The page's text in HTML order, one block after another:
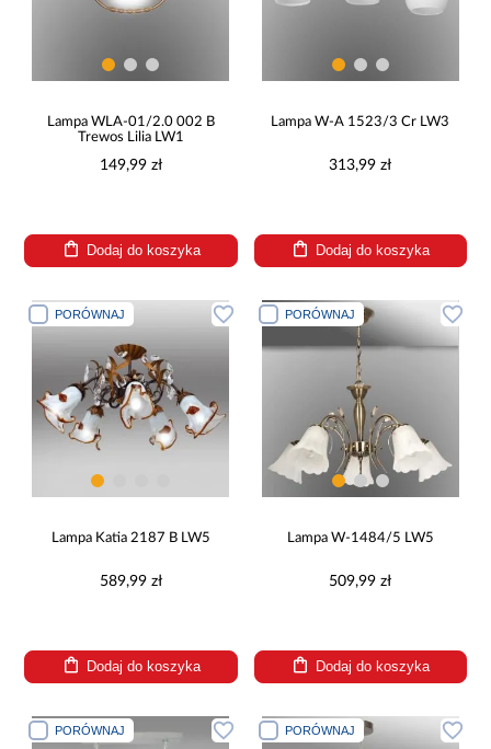
Lampa WLA-01/2.0 002 B
Trewos Lilia LW1
149,99 zł
Dodaj do koszyka
Lampa W-A 1523/3 Cr LW3
313,99 zł
Dodaj do koszyka
PORÓWNAJ
Lampa Katia 2187 B LW5
589,99 zł
Dodaj do koszyka
PORÓWNAJ
Lampa W-1484/5 LW5
509,99 zł
Dodaj do koszyka
PORÓWNAJ PORÓWNAJ